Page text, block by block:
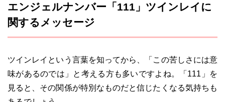
エンジェルナンバー「111」ツインレイに
関するメッセージ
ツインレイという言葉を知ってから、「この苦しさには意
味があるのでは」と考える方も多いですよね。「111」を
見ると、その関係が特別なものだと信じたくなる気持ちも